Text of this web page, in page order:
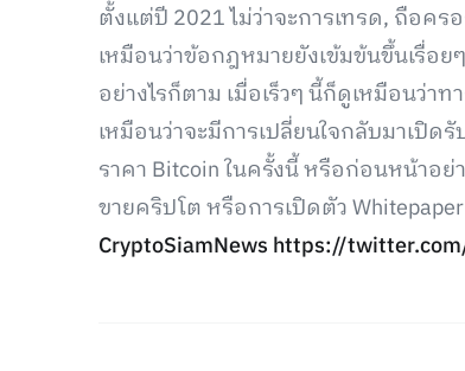
ตั้งแต่ปี 2021 ไม่ว่าจะการเทรด, ถือค
เหมือนว่าข้อกฎหมายยังเข้มข้นขึ้นเรื่อย
อย่างไรก็ตาม เมื่อเร็วๆ นี้ก็ดูเหมือนว่
เหมือนว่าจะมีการเปลี่ยนใจกลับมาเปิ
ราคา Bitcoin ในครั้งนี้ หรือก่อนหน้าอ
ขายคริปโต หรือการเปิดตัว
CryptoSiamNews https://